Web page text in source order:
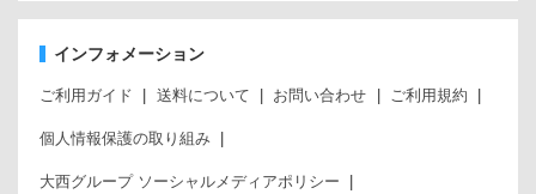
インフォメーション
ご利用ガイド 送料について お問い合わせ ご利用規約
個人情報保護の取り組み
大西グループ ソーシャルメディアポリシー